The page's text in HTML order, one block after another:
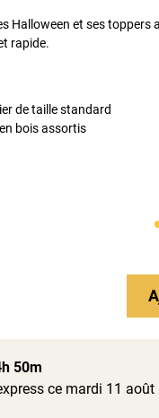
Halloween et ses toppers
rapide.
de taille standard
bois assortis
50m
ce mardi 11 août